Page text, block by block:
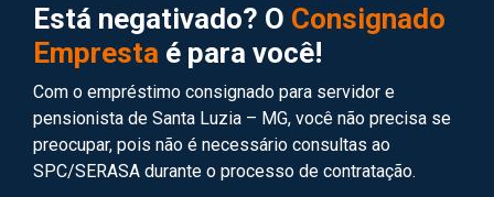
Está negativado? O Consignado
Empresta é para você!
Com o empréstimo consignado para servidor e
pensionista de Santa Luzia – MG, você não precisa se
preocupar, pois não é necessário consultas ao
SPC/SERASA durante o processo de contratação.